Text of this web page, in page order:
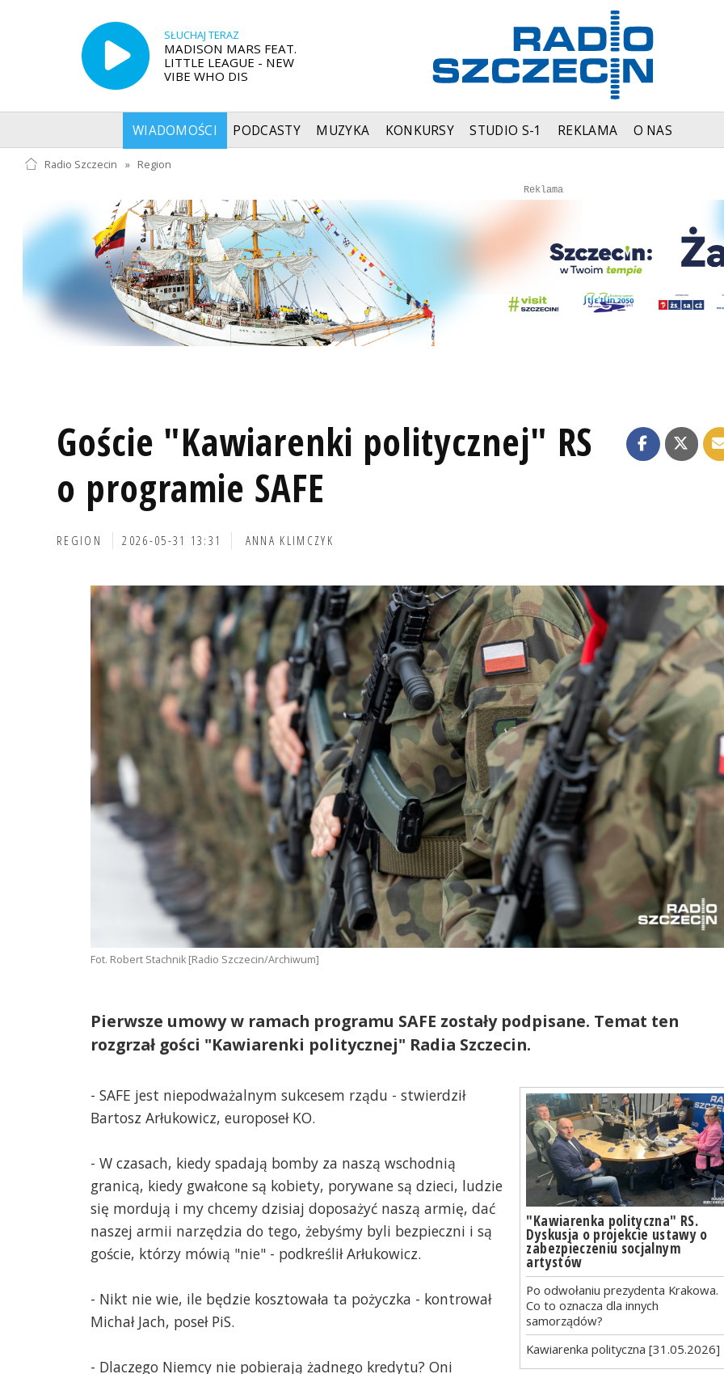
SŁUCHAJ TERAZ
MADISON MARS FEAT.
LITTLE LEAGUE - NEW
VIBE WHO DIS
WIADOMOŚCI PODCASTY MUZYKA KONKURSY STUDIO S-1 REKLAMA O NAS
Radio Szczecin » Region
Reklama
Autopromocja
Autopromocja
Goście "Kawiarenki politycznej" RS
o programie SAFE
REGION 2026-05-31 13:31 ANNA KLIMCZYK
Fot. Robert Stachnik [Radio Szczecin/Archiwum]
Pierwsze umowy w ramach programu SAFE zostały podpisane. Temat ten
rozgrzał gości "Kawiarenki politycznej" Radia Szczecin.
"Kawiarenka polityczna" RS.
Dyskusja o projekcie ustawy o
zabezpieczeniu socjalnym
artystów
Po odwołaniu prezydenta Krakowa.
Co to oznacza dla innych
samorządów?
Kawiarenka polityczna [31.05.2026]
- SAFE jest niepodważalnym sukcesem rządu - stwierdził
Bartosz Arłukowicz, europoseł KO.
- W czasach, kiedy spadają bomby za naszą wschodnią
granicą, kiedy gwałcone są kobiety, porywane są dzieci, ludzie
się mordują i my chcemy dzisiaj doposażyć naszą armię, dać
naszej armii narzędzia do tego, żebyśmy byli bezpieczni i są
goście, którzy mówią "nie" - podkreślił Arłukowicz.
- Nikt nie wie, ile będzie kosztowała ta pożyczka - kontrował
Michał Jach, poseł PiS.
- Dlaczego Niemcy nie pobierają żadnego kredytu? Oni